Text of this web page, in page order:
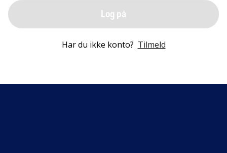
Log på
Har du ikke konto? Tilmeld